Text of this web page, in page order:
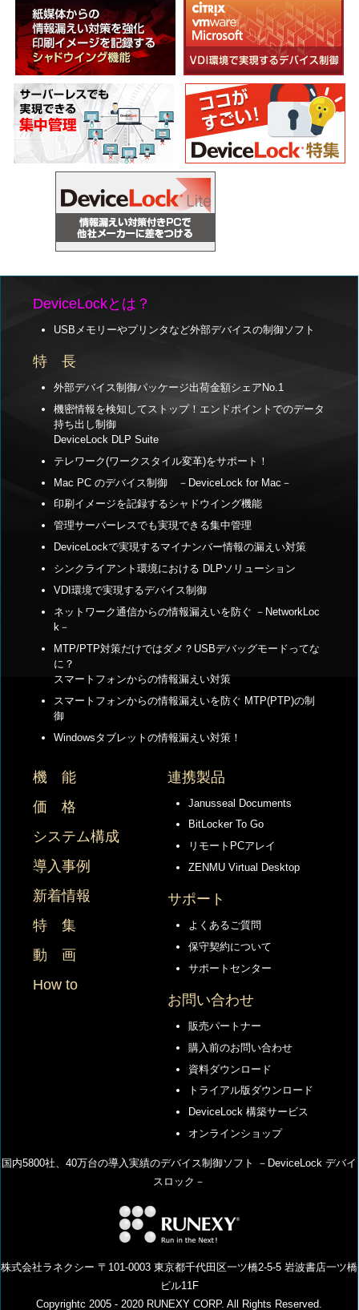
DeviceLockとは？
USBメモリーやプリンタなど外部デバイスの制御ソフト
特 長
外部デバイス制御パッケージ出荷金額シェアNo.1
機密情報を検知してストップ！エンドポイントでのデータ
持ち出し制御
DeviceLock DLP Suite
テレワーク(ワークスタイル変革)をサポート！
Mac PC のデバイス制御 －DeviceLock for Mac－
印刷イメージを記録するシャドウイング機能
管理サーバーレスでも実現できる集中管理
DeviceLockで実現するマイナンバー情報の漏えい対策
シンクライアント環境における DLPソリューション
VDI環境で実現するデバイス制御
ネットワーク通信からの情報漏えいを防ぐ －NetworkLoc
k－
MTP/PTP対策だけではダメ？USBデバッグモードってな
に？
スマートフォンからの情報漏えい対策
スマートフォンからの情報漏えいを防ぐ MTP(PTP)の制
御
Windowsタブレットの情報漏えい対策！
機 能
価 格
システム構成
導入事例
新着情報
特 集
動 画
How to
連携製品
Janusseal Documents
BitLocker To Go
リモートPCアレイ
ZENMU Virtual Desktop
サポート
よくあるご質問
保守契約について
サポートセンター
お問い合わせ
販売パートナー
購入前のお問い合わせ
資料ダウンロード
トライアル版ダウンロード
DeviceLock 構築サービス
オンラインショップ
国内5800社、40万台の導⼊実績のデバイス制御ソフト －DeviceLock デバイ
スロック－
株式会社ラネクシー 〒101-0003 東京都千代田区一ツ橋2-5-5 岩波書店一ツ橋
ビル11F
Copyrightc 2005 - 2020 RUNEXY CORP. All Rights Reserved.